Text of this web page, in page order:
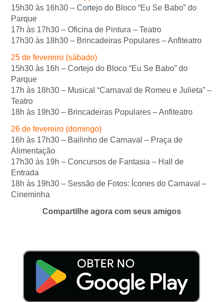
15h30 às 16h30 – Cortejo do Bloco “Eu Se Babo” do
Parque
17h às 17h30 – Oficina de Pintura – Teatro
17h30 às 18h30 – Brincadeiras Populares – Anfiteatro
25 de fevereiro (sábado)
15h30 às 16h – Cortejo do Bloco “Eu Se Babo” do
Parque
17h às 18h30 – Musical “Carnaval de Romeu e Julieta” –
Teatro
18h às 19h30 – Brincadeiras Populares – Anfiteatro
26 de fevereiro (domingo)
16h às 17h30 – Bailinho de Carnaval – Praça de
Alimentação
17h30 às 19h – Concursos de Fantasia – Hall de
Entrada
18h às 19h30 – Sessão de Fotos: Ícones do Carnaval –
Cineminha
Compartilhe agora com seus amigos